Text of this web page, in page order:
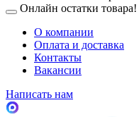
Онлайн остатки товара!
О компании
Оплата и доставка
Контакты
Вакансии
Написать нам